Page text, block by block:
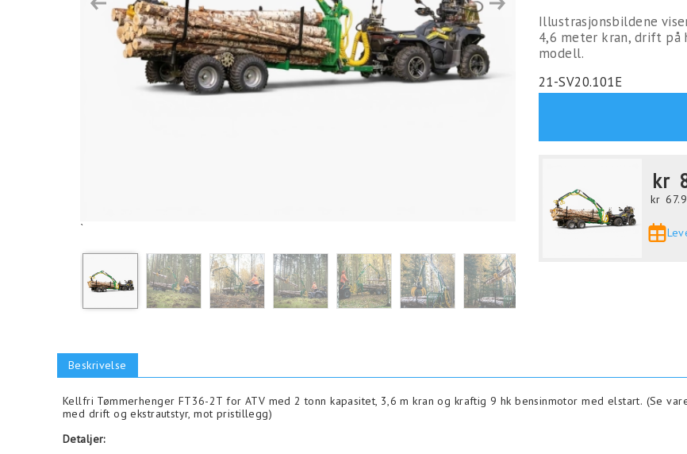
Previous Next
`
Illustrasjonsbildene
4,6 meter kran, drift på
modell.
21-SV20.101E
kr
kr
Beskrivelse
Kellfri Tømmerhenger FT36-2T for ATV med 2 tonn kapasitet, 3,6 m kran og kraftig 9 hk bensinmotor med elstart. (Se
med drift og ekstrautstyr, mot pristillegg)
Detaljer: